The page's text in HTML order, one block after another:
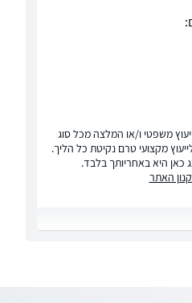
משפטי ו/או המלצה מכל סוג
מקצועי טרם נקיטת כל הליך.
כאן היא באחריותך בלבד.
האתר